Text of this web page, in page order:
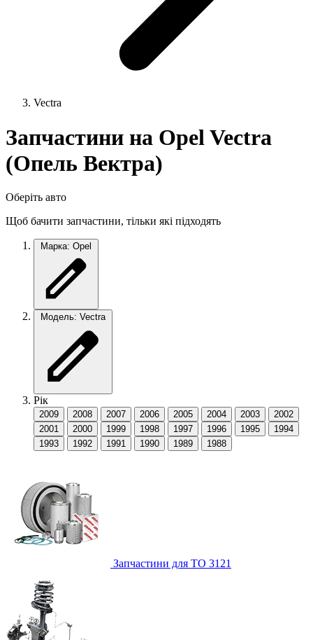
Vectra
Запчастини на Opel Vectra
(Опель Вектра)
Оберіть авто
Щоб бачити запчастини, тільки які підходять
Марка: Opel
Модель: Vectra
Рік
2009 2008 2007 2006 2005 2004 2003
2002
2001
2000 1999 1998 1997 1996 1995
1994
1993
1992 1991 1990 1989 1988
Запчастини для ТО 3121